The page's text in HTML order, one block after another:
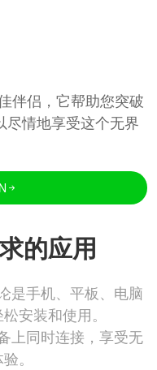
伴侣，它帮助您突破
尽情地享受这个无界
的应用
是手机、平板、电脑
安装和使用。
上同时连接，享受无
。